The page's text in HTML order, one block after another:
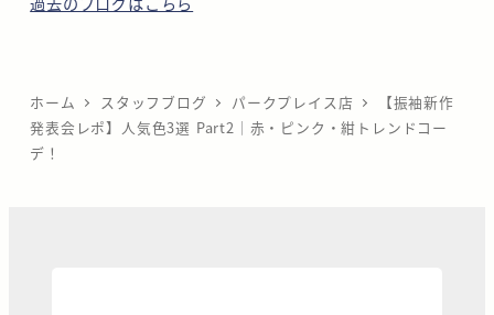
ホーム スタッフブログ パークプレイス店
【振袖新作
発表会レポ】人気色3選 Part2｜赤・ピンク・紺トレンドコー
デ！